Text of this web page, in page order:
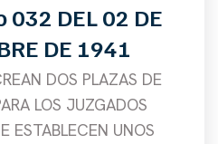
032 DEL 02 DE
DE 1941
DOS PLAZAS DE
LOS JUZGADOS
ESTABLECEN UNOS